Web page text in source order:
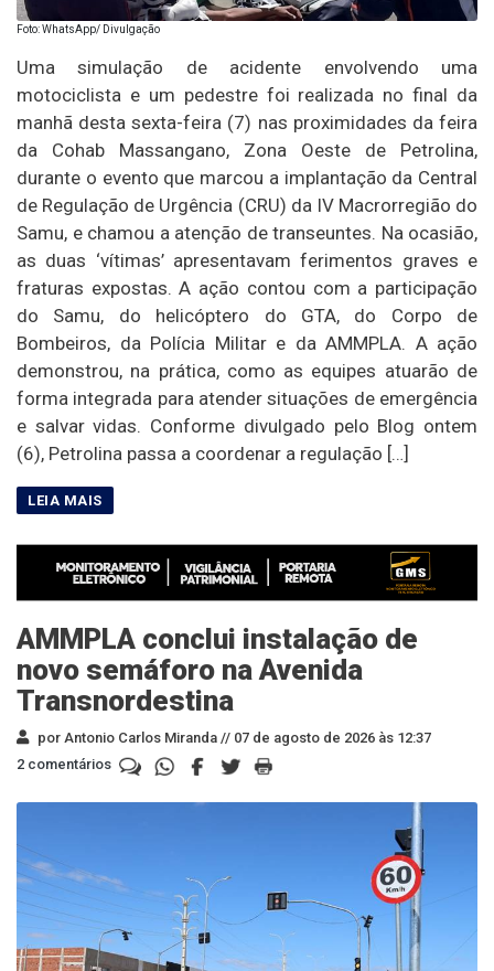
Foto: WhatsApp/ Divulgação
Uma simulação de acidente envolvendo uma
motociclista e um pedestre foi realizada no final da
manhã desta sexta-feira (7) nas proximidades da feira
da Cohab Massangano, Zona Oeste de Petrolina,
durante o evento que marcou a implantação da Central
de Regulação de Urgência (CRU) da IV Macrorregião do
Samu, e chamou a atenção de transeuntes. Na ocasião,
as duas ‘vítimas’ apresentavam ferimentos graves e
fraturas expostas. A ação contou com a participação
do Samu, do helicóptero do GTA, do Corpo de
Bombeiros, da Polícia Militar e da AMMPLA. A ação
demonstrou, na prática, como as equipes atuarão de
forma integrada para atender situações de emergência
e salvar vidas. Conforme divulgado pelo Blog ontem
(6), Petrolina passa a coordenar a regulação […]
AMMPLA conclui instalação de
novo semáforo na Avenida
Transnordestina
por Antonio Carlos Miranda // 07 de agosto de 2026 às 12:37
2 comentários